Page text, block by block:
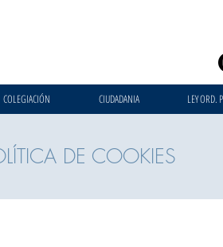
COLEGIACIÓN CIUDADANIA LEY ORD.
DE COOKIES